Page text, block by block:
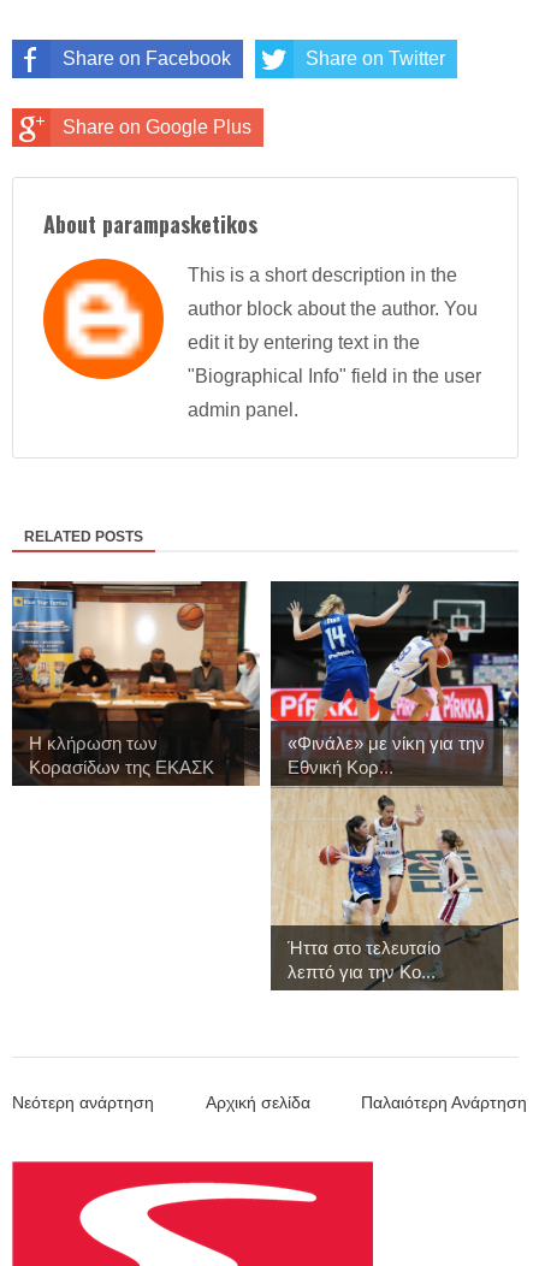
Share on Facebook Share on Twitter
Share on Google Plus
About parampasketikos
This is a short description in the
author block about the author. You
edit it by entering text in the
"Biographical Info" field in the user
admin panel.
RELATED POSTS
Η κλήρωση των
Κορασίδων της ΕΚΑΣΚ
γ...
«Φινάλε» με νίκη για την
Εθνική Κορ...
Ήττα στο τελευταίο
λεπτό για την Κο...
Νεότερη ανάρτηση Παλαιότερη Ανάρτηση
Αρχική σελίδα